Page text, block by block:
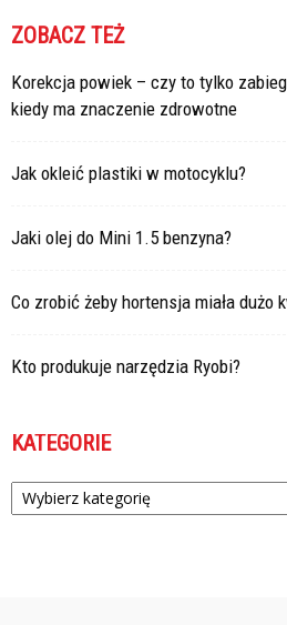
ZOBACZ TEŻ
Korekcja powiek – czy to tylko
kiedy ma znaczenie zdrowotne
Jak okleić plastiki w motocyklu?
Jaki olej do Mini 1.5 benzyna?
Co zrobić żeby hortensja miała dużo
Kto produkuje narzędzia Ryobi?
KATEGORIE
Kategorie